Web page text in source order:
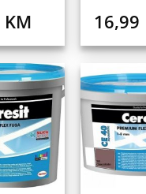
KM 16,99
Dodaj
na
listu
želja